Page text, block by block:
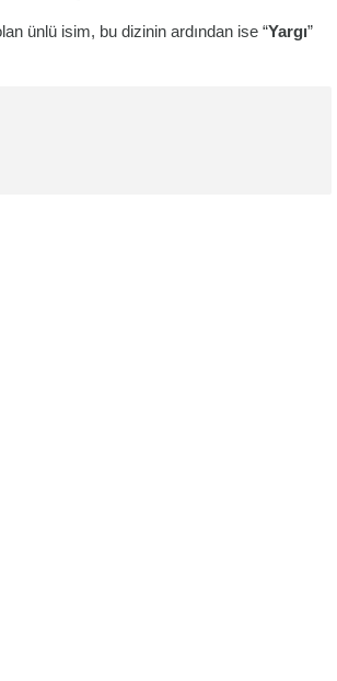
ünlü isim, bu dizinin ardından ise “Yargı”